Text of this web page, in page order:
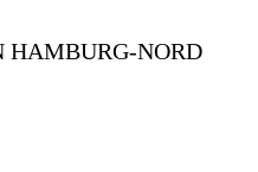
HAMBURG-NORD